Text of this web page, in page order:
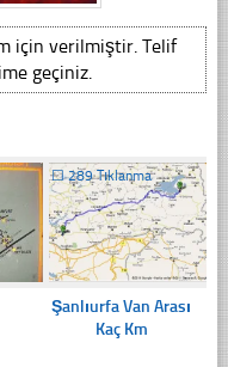
için verilmiştir. Telif
geçiniz.
☐289 Tıklanma
Şanlıurfa Van Arası
Kaç Km